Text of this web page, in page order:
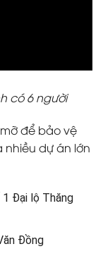
có 6 người
để bảo vệ
dự án lớn
Đại lộ Thăng
Đồng